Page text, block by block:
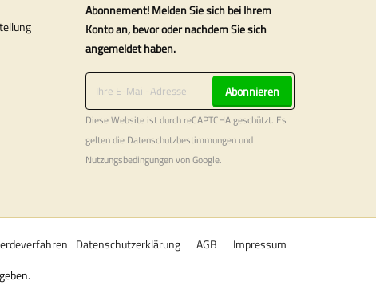
Abonnement! Melden Sie sich bei Ihrem
Konto an, bevor oder nachdem Sie sich
angemeldet haben.
Abonnieren
Diese Website ist durch reCAPTCHA geschützt. Es
gelten die Datenschutzbestimmungenund
Nutzungsbedingungenvon Google.
Impressum
AGB
Datenschutzerklärung